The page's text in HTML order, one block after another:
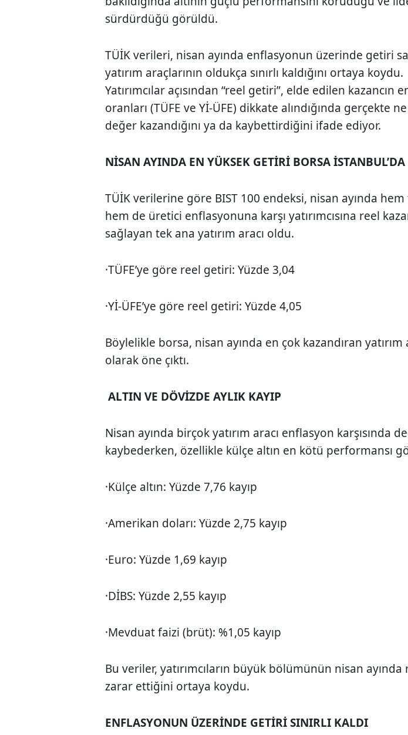
sürdürdüğü görüldü.
TÜİK verileri, nisan ayında enflasyonun üzerinde getiri
yatırım araçlarının oldukça sınırlı kaldığını ortaya koydu.
Yatırımcılar açısından “reel getiri”, elde edilen kazancın
oranları (TÜFE ve Yİ-ÜFE) dikkate alındığında gerçekte
değer kazandığını ya da kaybettirdiğini ifade ediyor.
NİSAN AYINDA EN YÜKSEK GETİRİ BORSA İSTANBUL’DA
TÜİK verilerine göre BIST 100 endeksi, nisan ayında
hem de üretici enflasyonuna karşı yatırımcısına reel
sağlayan tek ana yatırım aracı oldu.
·TÜFE’ye göre reel getiri: Yüzde 3,04
·Yİ-ÜFE’ye göre reel getiri: Yüzde 4,05
Böylelikle borsa, nisan ayında en çok kazandıran yatırım
olarak öne çıktı.
ALTIN VE DÖVİZDE AYLIK KAYIP
Nisan ayında birçok yatırım aracı enflasyon karşısında
kaybederken, özellikle külçe altın en kötü performansı
·Külçe altın: Yüzde 7,76 kayıp
·Amerikan doları: Yüzde 2,75 kayıp
·Euro: Yüzde 1,69 kayıp
·DİBS: Yüzde 2,55 kayıp
·Mevduat faizi (brüt): %1,05 kayıp
Bu veriler, yatırımcıların büyük bölümünün nisan ayında
zarar ettiğini ortaya koydu.
ENFLASYONUN ÜZERİNDE GETİRİ SINIRLI KALDI